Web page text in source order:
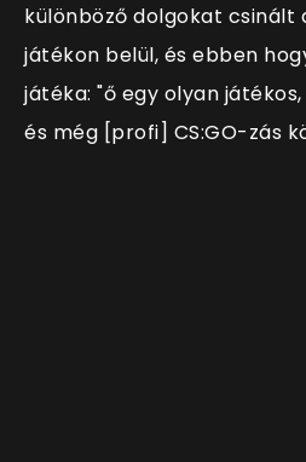
különböző dolgokat csinált
játékon belül, és ebben
játéka: "ő egy olyan
és még [profi] CS:GO-zás